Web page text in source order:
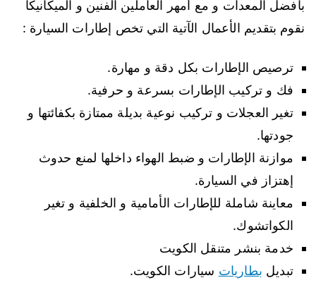
بأفضل المعدات و مع أمهر العاملين الفنين و الميكانيكا
نقوم بتقديم الأعمال الآتية التي تخص إطارات السيارة :
ترصيص الإطارات بكل دقة و مهارة.
فك و تركيب الإطارات بسرعة و حرفية.
تغير العجلات و تركيب نوعية بديلة ممتازة بكفائتها و
جودتها.
موازنة الإطارات و ضبط الهواء داخلها لمنع حدوث
إهتزاز في السيارة.
معاينة شاملة للإطارات الأمامية و الخلفية و تغير
الكواتشوك.
خدمة بنشر متنقل الكويت
تبديل بطاريات سيارات الكويت.